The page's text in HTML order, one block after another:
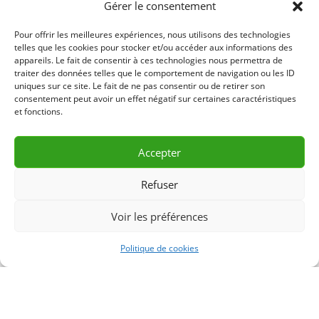
Gérer le consentement
Pour offrir les meilleures expériences, nous utilisons des technologies
telles que les cookies pour stocker et/ou accéder aux informations des
appareils. Le fait de consentir à ces technologies nous permettra de
traiter des données telles que le comportement de navigation ou les ID
uniques sur ce site. Le fait de ne pas consentir ou de retirer son
consentement peut avoir un effet négatif sur certaines caractéristiques
et fonctions.
Accepter
Refuser
Voir les préférences
Politique de cookies
20.00$ – Jour
70.00$ – Semaine
210.00$ – Mois
30.00$ – Fin de Semaine
LLL7561 – R23-01
DEMANDE D’INFORMATION
& RÉSERVATION